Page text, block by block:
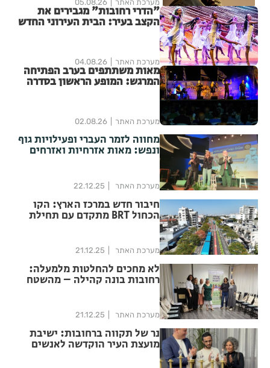
מערכת האתר 05.08.26
"הדרי רחובות" מגבירים את
הקצב בעיר: הבית העירוני החדש
מערכת האתר 04.08.26
מאות משתתפים בערב הפתיחה
המרגש: המופע הראשון בסדרה
מערכת האתר 02.08.26
מחווה לזמר העברי ופעילויות גוף
ונפש: מאות אזרחיות ואזרחים
מערכת האתר 22.12.25
חיבור חדש במרכז הארץ: הקו
הכחול BRT מתקדם עם תחילת
מערכת האתר 21.12.25
לא מחכים להחלטות מלמעלה:
רחובות בונה קהילה – מהשטח
מערכת האתר 21.12.25
נר של תקווה ברחובות: ישיבת
מועצת העיר הוקדשה לאנשים